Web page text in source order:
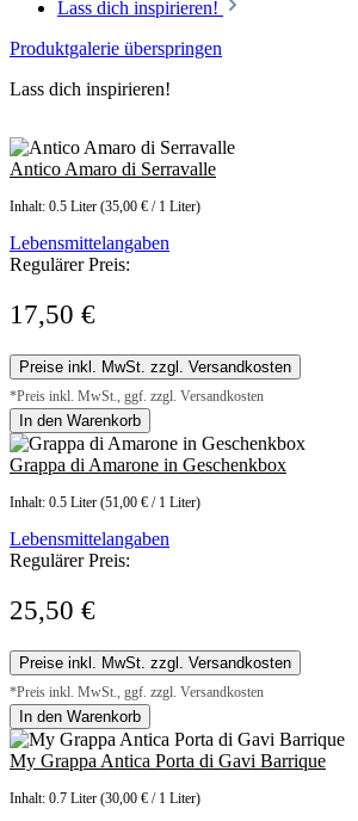
Lass dich inspirieren!
Produktgalerie überspringen
Lass dich inspirieren!
Antico Amaro di Serravalle
Inhalt: 0.5 Liter (35,00 € / 1 Liter)
Lebensmittelangaben
Regulärer Preis:
17,50 €
Preise inkl. MwSt. zzgl. Versandkosten
*Preis inkl. MwSt., ggf. zzgl. Versandkosten
In den Warenkorb
Grappa di Amarone in Geschenkbox
Inhalt: 0.5 Liter (51,00 € / 1 Liter)
Lebensmittelangaben
Regulärer Preis:
25,50 €
Preise inkl. MwSt. zzgl. Versandkosten
*Preis inkl. MwSt., ggf. zzgl. Versandkosten
In den Warenkorb
My Grappa Antica Porta di Gavi Barrique
Inhalt: 0.7 Liter (30,00 € / 1 Liter)